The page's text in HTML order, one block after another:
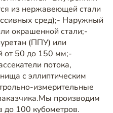
из нержавеющей стали
сред);- Наружный
окрашенной стали;-
(ППУ) или
от 50 до 150 мм;-
потока,
с эллиптическим
измерительные
производим
до 100 кубометров.